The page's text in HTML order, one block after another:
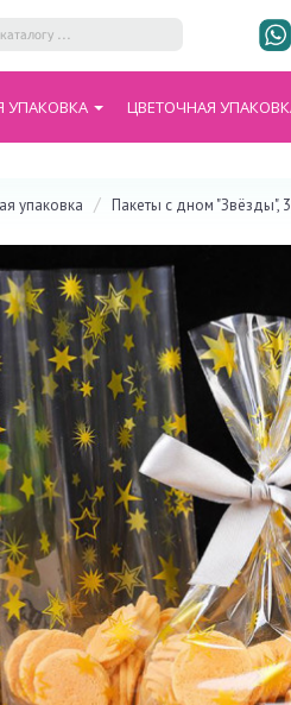
УПАКОВКА ЦВЕТОЧНАЯ
упаковка Пакеты с дном "Звёзды",